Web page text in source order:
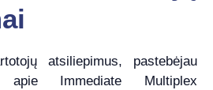
atsiliepimus, pastebėjau
apie Immediate Multiplex